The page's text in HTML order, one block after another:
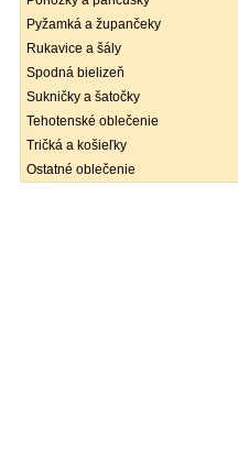
Pyžamká a župančeky
Rukavice a šály
Spodná bielizeň
Sukničky a šatočky
Tehotenské oblečenie
Tričká a košieľky
Ostatné oblečenie